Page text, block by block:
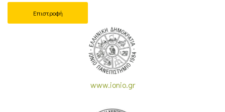
Επιστροφή
www.ionio.gr